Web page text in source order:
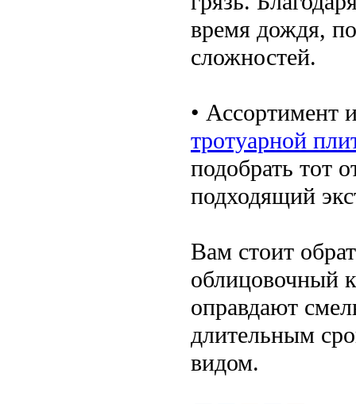
время дождя,
сложностей.
• Ассортимент
тротуарной
подобрать тот
подходящий
Вам стоит
облицовочный
оправдают
длительным
видом.